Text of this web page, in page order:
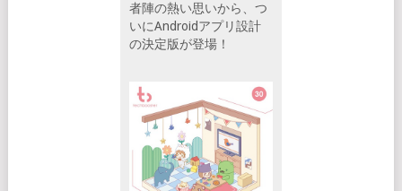
者陣の熱い思いから、つ
いにAndroidアプリ設計
の決定版が登場！